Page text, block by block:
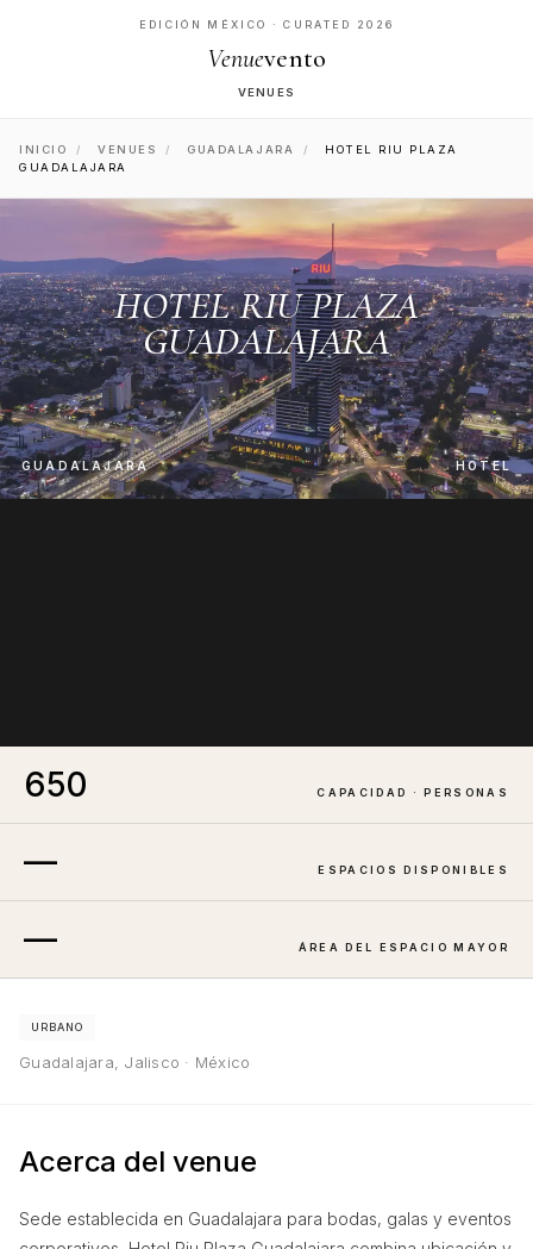
EDICIÓN MÉXICO · CURATED 2026
Venuevento
VENUES
INICIO / VENUES / GUADALAJARA /
HOTEL RIU PLAZA
GUADALAJARA
HOTEL RIU PLAZA
GUADALAJARA
GUADALAJARA HOTEL
650 CAPACIDAD · PERSONAS
— ESPACIOS DISPONIBLES
— ÁREA DEL ESPACIO MAYOR
URBANO
Guadalajara, Jalisco · México
Acerca del venue
Sede establecida en Guadalajara para bodas, galas y eventos